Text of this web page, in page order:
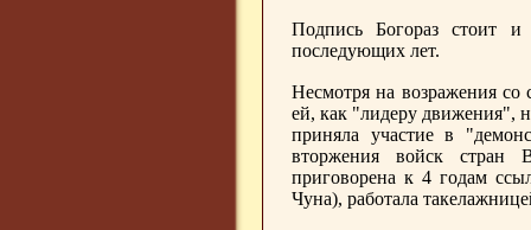
Подпись Богораз стоит
последующих лет.
Несмотря на возражения со
ей, как "лидеру движения",
приняла участие в
вторжения войск стран
приговорена к 4 годам
Чуна), работала